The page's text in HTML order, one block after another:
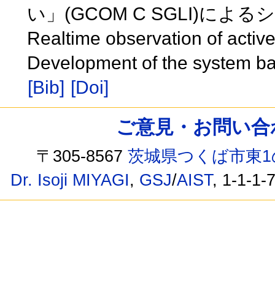
い」(GCOM C SGLI)による
Realtime observation of
Development of the system
[Bib] [Doi]
ご意見・お問い
〒305-8567茨城県つくば市東
Dr. Isoji MIYAGI, GSJ/AIST, 1-1-1-